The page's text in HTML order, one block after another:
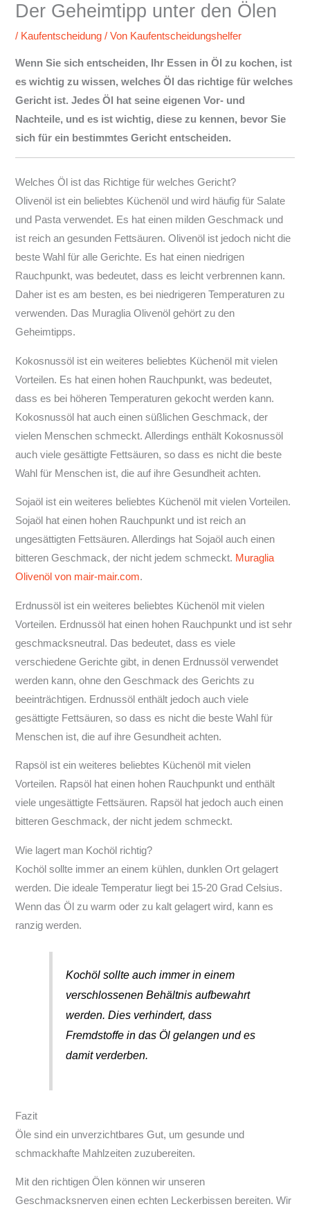
Der Geheimtipp unter den Ölen
/ Kaufentscheidung / Von Kaufentscheidungshelfer
Wenn Sie sich entscheiden, Ihr Essen in Öl zu kochen, ist
es wichtig zu wissen, welches Öl das richtige für welches
Gericht ist. Jedes Öl hat seine eigenen Vor- und
Nachteile, und es ist wichtig, diese zu kennen, bevor Sie
sich für ein bestimmtes Gericht entscheiden.
Welches Öl ist das Richtige für welches Gericht?
Olivenöl ist ein beliebtes Küchenöl und wird häufig für Salate
und Pasta verwendet. Es hat einen milden Geschmack und
ist reich an gesunden Fettsäuren. Olivenöl ist jedoch nicht die
beste Wahl für alle Gerichte. Es hat einen niedrigen
Rauchpunkt, was bedeutet, dass es leicht verbrennen kann.
Daher ist es am besten, es bei niedrigeren Temperaturen zu
verwenden. Das Muraglia Olivenöl gehört zu den
Geheimtipps.
Kokosnussöl ist ein weiteres beliebtes Küchenöl mit vielen
Vorteilen. Es hat einen hohen Rauchpunkt, was bedeutet,
dass es bei höheren Temperaturen gekocht werden kann.
Kokosnussöl hat auch einen süßlichen Geschmack, der
vielen Menschen schmeckt. Allerdings enthält Kokosnussöl
auch viele gesättigte Fettsäuren, so dass es nicht die beste
Wahl für Menschen ist, die auf ihre Gesundheit achten.
Sojaöl ist ein weiteres beliebtes Küchenöl mit vielen Vorteilen.
Sojaöl hat einen hohen Rauchpunkt und ist reich an
ungesättigten Fettsäuren. Allerdings hat Sojaöl auch einen
bitteren Geschmack, der nicht jedem schmeckt. Muraglia
Olivenöl von mair-mair.com.
Erdnussöl ist ein weiteres beliebtes Küchenöl mit vielen
Vorteilen. Erdnussöl hat einen hohen Rauchpunkt und ist sehr
geschmacksneutral. Das bedeutet, dass es viele
verschiedene Gerichte gibt, in denen Erdnussöl verwendet
werden kann, ohne den Geschmack des Gerichts zu
beeinträchtigen. Erdnussöl enthält jedoch auch viele
gesättigte Fettsäuren, so dass es nicht die beste Wahl für
Menschen ist, die auf ihre Gesundheit achten.
Rapsöl ist ein weiteres beliebtes Küchenöl mit vielen
Vorteilen. Rapsöl hat einen hohen Rauchpunkt und enthält
viele ungesättigte Fettsäuren. Rapsöl hat jedoch auch einen
bitteren Geschmack, der nicht jedem schmeckt.
Wie lagert man Kochöl richtig?
Kochöl sollte immer an einem kühlen, dunklen Ort gelagert
werden. Die ideale Temperatur liegt bei 15-20 Grad Celsius.
Wenn das Öl zu warm oder zu kalt gelagert wird, kann es
ranzig werden.
Kochöl sollte auch immer in einem
verschlossenen Behältnis aufbewahrt
werden. Dies verhindert, dass
Fremdstoffe in das Öl gelangen und es
damit verderben.
Fazit
Öle sind ein unverzichtbares Gut, um gesunde und
schmackhafte Mahlzeiten zuzubereiten.
Mit den richtigen Ölen können wir unseren
Geschmacksnerven einen echten Leckerbissen bereiten. Wir